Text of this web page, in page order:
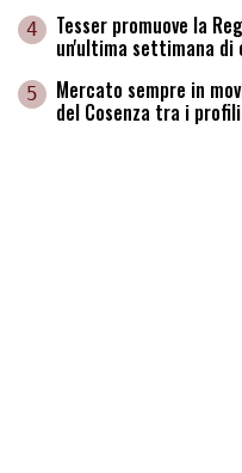
4 Tesser promuove la
un'ultima settimana di
5 Mercato sempre in
del Cosenza tra i